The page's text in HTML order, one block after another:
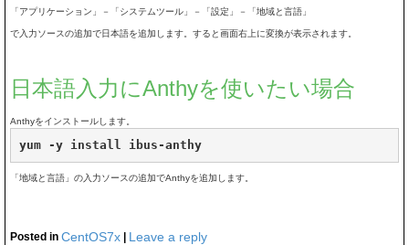
「アプリケーション」－「システムツール」－「設定」－「地域と言語」
で入力ソースの追加で日本語を追加します。すると画面右上に変換が表示されます。
日本語入力にAnthyを使いたい場合
Anthyをインストールします。
yum -y install ibus-anthy
「地域と言語」の入力ソースの追加でAnthyを追加します。
Posted in CentOS7x | Leave a reply